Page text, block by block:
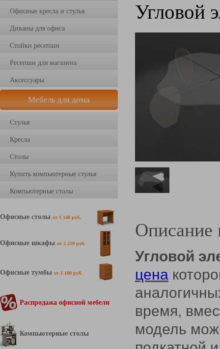
Офисные кресла и стулья
Диваны для офиса
Стойки ресепшн
Ресепшн для магазина
Аксессуары
Мебель для дома
Стулья
Кресла
Столы
Купить компьютерные стулья
Компьютерные столы
Офисные столы от 1 140 руб.
Офисные шкафы от 2 210 руб.
Офисные тумбы от 1 100 руб.
Распродажа офисной мебели
Компьютерные столы
Угловой
Описание
Угловой
цена
время,
модель